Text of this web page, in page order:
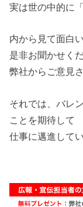
実は世の中的に
内から見て面白
是非お聞かせく
弊社からご意見
それでは、バレ
ことを期待して
仕事に邁進して